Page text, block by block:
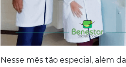
Nesse mês tão especial, além da